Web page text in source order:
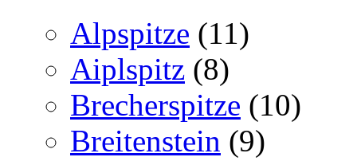
Alpspitze (11)
Aiplspitz (8)
Brecherspitze (10)
Breitenstein (9)